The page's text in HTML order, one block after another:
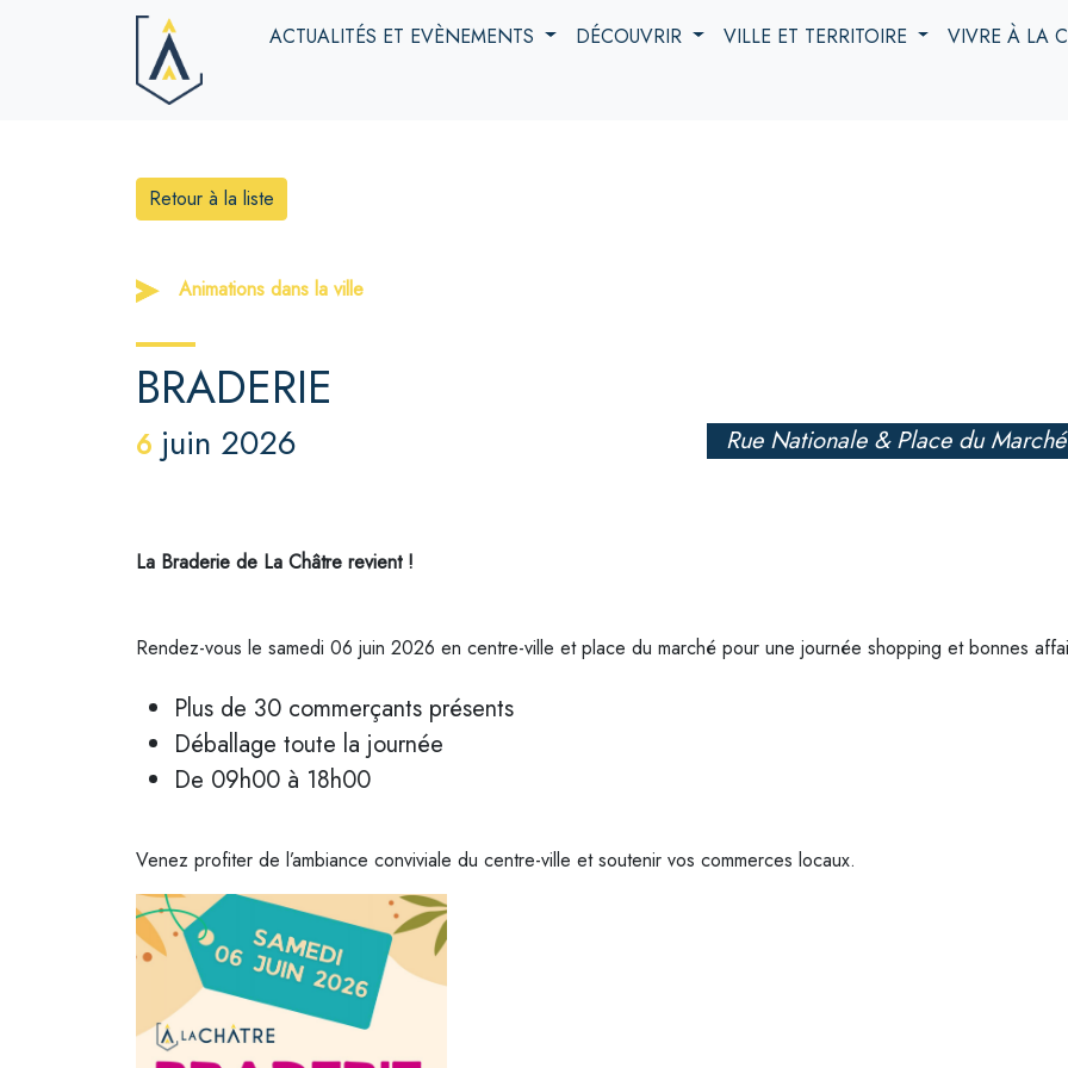
ACTUALITÉS ET EVÈNEMENTS DÉCOUVRIR VILLE ET TERRITOIRE VIVRE À LA
Retour à la liste
Animations dans la ville
BRADERIE
6 juin 2026 Rue Nationale & Place du Marché
La Braderie de La Châtre revient !
Rendez-vous le samedi 06 juin 2026 en centre-ville et place du marché pour une journée shopping et bonnes
Plus de 30 commerçants présents
Déballage toute la journée
De 09h00 à 18h00
Venez profiter de l’ambiance conviviale du centre-ville et soutenir vos commerces locaux.